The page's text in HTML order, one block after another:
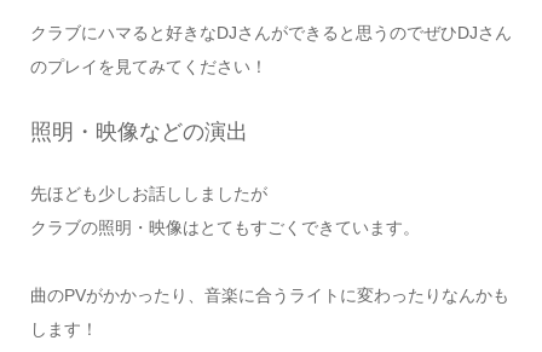
クラブにハマると好きなDJさんができると思うのでぜひDJさん
のプレイを見てみてください！
照明・映像などの演出
先ほども少しお話ししましたが
クラブの照明・映像はとてもすごくできています。
曲のPVがかかったり、音楽に合うライトに変わったりなんかも
します！